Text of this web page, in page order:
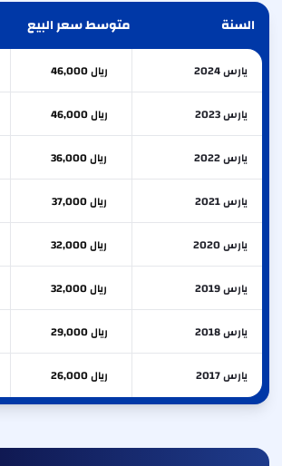
السنة متوسط سعر البيع
يارس 2024 ريال 46,000
يارس 2023 ريال 46,000
يارس 2022 ريال 36,000
يارس 2021 ريال 37,000
يارس 2020 ريال 32,000
يارس 2019 ريال 32,000
يارس 2018 ريال 29,000
يارس 2017 ريال 26,000